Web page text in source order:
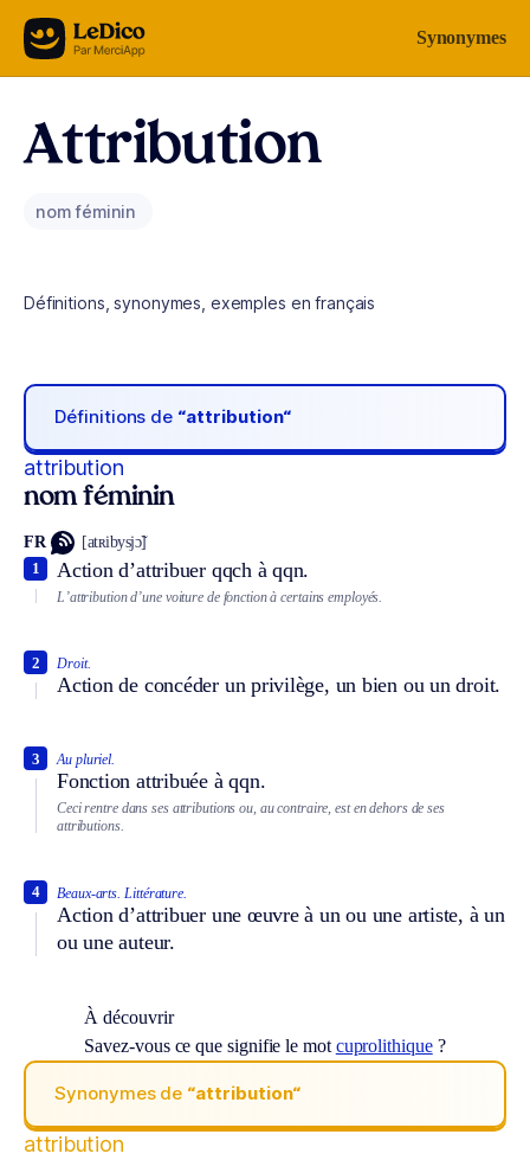
Aller au contenu Synonymes
Attribution
nom féminin
Définitions, synonymes, exemples en français
Définitions de “attribution“
attribution
nom féminin
FR [atʀibysjɔ̃]
Action d’attribuer qqch à qqn.
1
L’attribution d’une voiture de fonction à certains employés.
Droit.
Action de concéder un privilège, un bien ou un droit.
2
Au pluriel.
Fonction attribuée à qqn.
3
Ceci rentre dans ses attributions ou, au contraire, est en dehors de ses
attributions.
Beaux-arts. Littérature.
Action d’attribuer une œuvre à un ou une artiste, à un
ou une auteur.
4
À découvrir
Savez-vous ce que signifie le mot cuprolithique?
Synonymes de “attribution“
attribution